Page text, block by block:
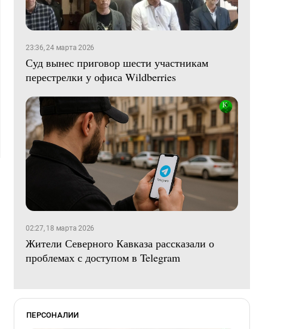
23:36, 24 марта 2026
Суд вынес приговор шести участникам
перестрелки у офиса Wildberries
02:27, 18 марта 2026
Жители Северного Кавказа рассказали о
проблемах с доступом в Telegram
ПЕРСОНАЛИИ